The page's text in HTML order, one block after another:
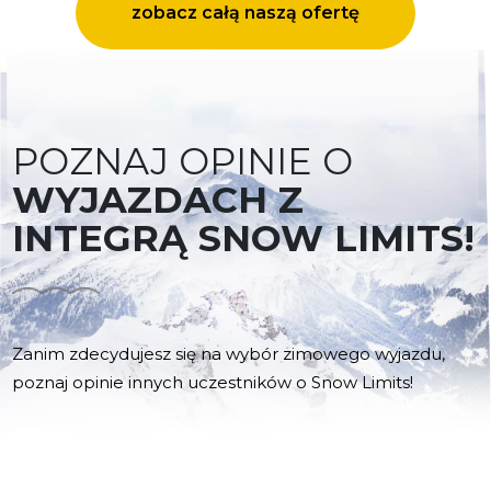
zobacz całą naszą ofertę
POZNAJ OPINIE O
WYJAZDACH Z
INTEGRĄ SNOW LIMITS!
Zanim zdecydujesz się na wybór zimowego wyjazdu,
poznaj opinie innych uczestników o Snow Limits!